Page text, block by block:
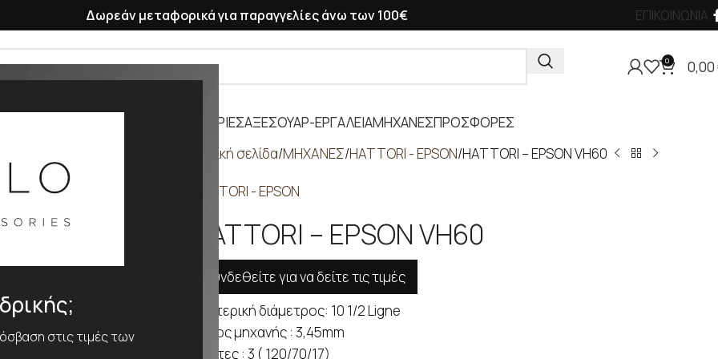
στις τιμές των
Δωρεάν μεταφορικά για παραγγελίες άνω των 100€ ΕΠΙΚΟΙΝΩΝΙΑ
0 0,00
ΜΠΑΤΑΡΙΕΣΑΞΕΣΟΥΑΡ-ΕΡΓΑΛΕΙΑΜΗΧΑΝΕΣΠΡΟΣΦΟΡΕΣ
Αρχική σελίδα ΜΗΧΑΝΕΣ HATTORI - EPSON HATTORI – EPSON VH60
HATTORI - EPSON
HATTORI – EPSON VH60
Συνδεθείτε για να δείτε τις τιμές
Εξωτερική διάμετρος: 10 1/2 Ligne
Πάχος μηχανής : 3,45mm
Δείκτες : 3 ( 120/70/17)